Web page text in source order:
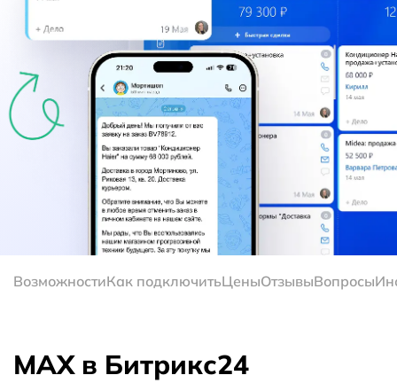
ВозможностиКак подключитьЦеныОтзывыВопросы
MAX в Битрикс24